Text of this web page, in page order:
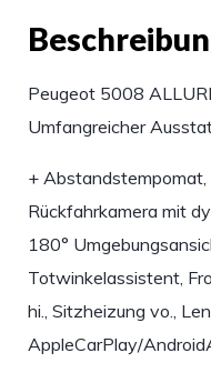
Peugeot 5008
Umfangreicher
+
Rückfahrkamera mit
180°
Totwinkelassistent,
hi., Sitzheizung vo.,
AppleCarPlay/